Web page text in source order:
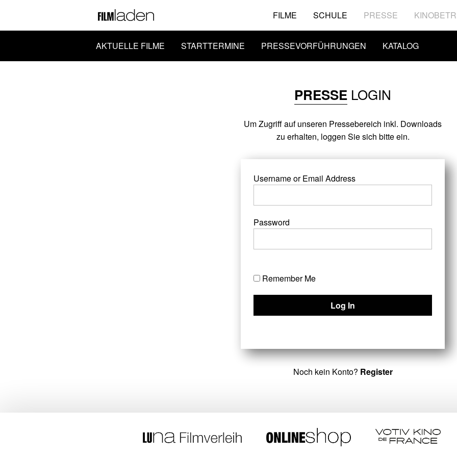
FILME SCHULE PRESSE
AKTUELLE FILME STARTTERMINE PRESSEVORFÜHRUNGEN KATALOG
PRESSE LOGIN
Um Zugriff auf unseren Pressebereich inkl. Downloads
zu erhalten, loggen Sie sich bitte ein.
Username or Email Address
Password
Remember Me
Noch kein Konto? Register